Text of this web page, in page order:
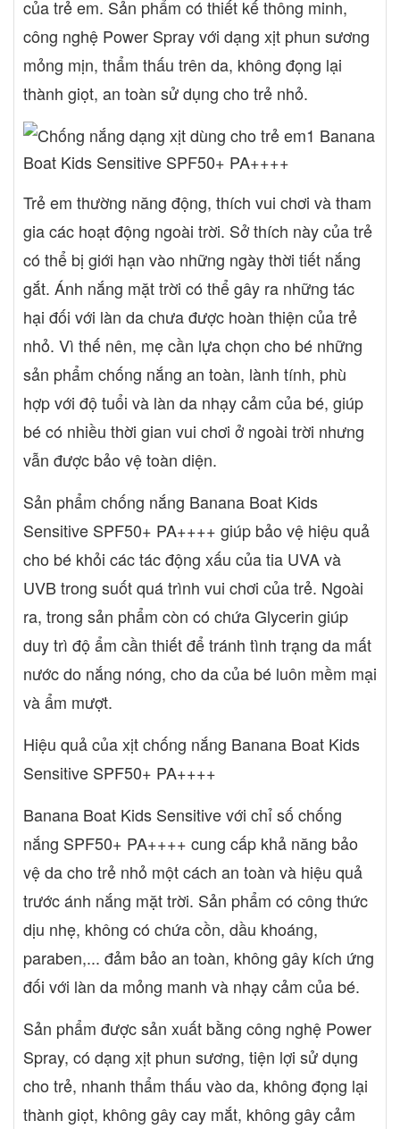
Dimethicone Butyl Methoxydibenzoylmethane C12-15 Alkyl
Benzoate Ethylhexyl Salicylate Octocrylene Homosalate
Banana Boat Kids Sensitive SPF50+ PA++++ Sản phẩm chống
nắng giúp bảo vệ da chống lại tác hại của tia cực tím UVA/UVB.
dùng Lắc kỹ trước khi dùng, xịt đều toàn thân 20 phút trước khi ra
nắng. Xịt thêm sau khi bơi và ra nắng. Không xịt vào mắt. Không
dụng phụ Chưa có báo cáo về tác dụng phụ của sản phẩm. Lưu ý
chống nắng. Chỉ sử dụng ngoài da. Nếu sản dính vào mắt, phải
rửa sạch bằng nước ngày lập tức. Ngưng sử dụng nếu xảy ra
kích ứng. Tham khảo ý kiến bác sĩ trước khi sử dụng cho trẻ dưới
6 tháng tuổi. Để xa tầm tay trẻ em. Không được hít. Dễ cháy,
không xịt vào lửa hoặc nơi nhiệt độ cao. Không bẻ nhỏ hoặc đốt
cháy vỏ bình sau khi dùng hết. Bảo quản Nơi khô mát, tránh ánh
nắng trực tiếp. Không bảo quản ở nhiệt độ quá 50oC.
của trẻ em. Sản phẩm có thiết kế thông minh,
công nghệ Power Spray với dạng xịt phun sương
mỏng mịn, thẩm thấu trên da, không đọng lại
thành giọt, an toàn sử dụng cho trẻ nhỏ.
Trẻ em thường năng động, thích vui chơi và tham
gia các hoạt động ngoài trời. Sở thích này của trẻ
có thể bị giới hạn vào những ngày thời tiết nắng
gắt. Ánh nắng mặt trời có thể gây ra những tác
hại đối với làn da chưa được hoàn thiện của trẻ
nhỏ. Vì thế nên, mẹ cần lựa chọn cho bé những
sản phẩm chống nắng an toàn, lành tính, phù
hợp với độ tuổi và làn da nhạy cảm của bé, giúp
bé có nhiều thời gian vui chơi ở ngoài trời nhưng
vẫn được bảo vệ toàn diện.
Sản phẩm chống nắng Banana Boat Kids
Sensitive SPF50+ PA++++ giúp bảo vệ hiệu quả
cho bé khỏi các tác động xấu của tia UVA và
UVB trong suốt quá trình vui chơi của trẻ. Ngoài
ra, trong sản phẩm còn có chứa Glycerin giúp
duy trì độ ẩm cần thiết để tránh tình trạng da mất
nước do nắng nóng, cho da của bé luôn mềm mại
và ẩm mượt.
Hiệu quả của xịt chống nắng Banana Boat Kids
Sensitive SPF50+ PA++++
Banana Boat Kids Sensitive với chỉ số chống
nắng SPF50+ PA++++ cung cấp khả năng bảo
vệ da cho trẻ nhỏ một cách an toàn và hiệu quả
trước ánh nắng mặt trời. Sản phẩm có công thức
dịu nhẹ, không có chứa cồn, dầu khoáng,
paraben,... đảm bảo an toàn, không gây kích ứng
đối với làn da mỏng manh và nhạy cảm của bé.
Sản phẩm được sản xuất bằng công nghệ Power
Spray, có dạng xịt phun sương, tiện lợi sử dụng
cho trẻ, nhanh thẩm thấu vào da, không đọng lại
thành giọt, không gây cay mắt, không gây cảm